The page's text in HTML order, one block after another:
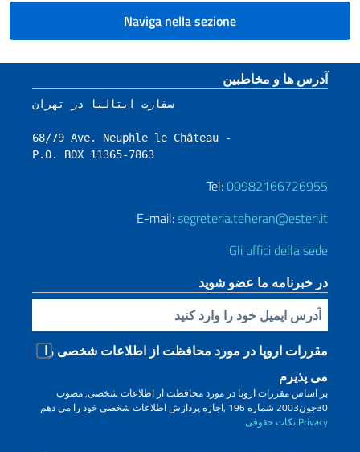
Naviga nella sezione
Footer section
آدرس ها و مخاطبین
سفارت ایتالیا در تهران
68/79 Ave. Neuphle le Château -
P.O. BOX 11365-7863
Tel:00982166726955
E-mail:segreteria.teheran@esteri.it
Gli uffici della sede
در خبرنامه ما عضو شوید
Inserisci la tua email
مقررات اروپا در مورد محافظت از اطلاعات شخصی را
می پذیرم
بر اساس مقررات اروپا در مورد محافظت از اطلاعات شخصی, مصوب
30جون2003 شماره 196 ,اجازه پردازش اطلاعات شخصی خود را می دهم
Privacy نکات حقوقی